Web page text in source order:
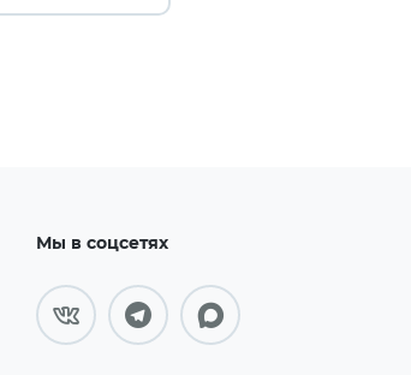
Мы в соцсетях